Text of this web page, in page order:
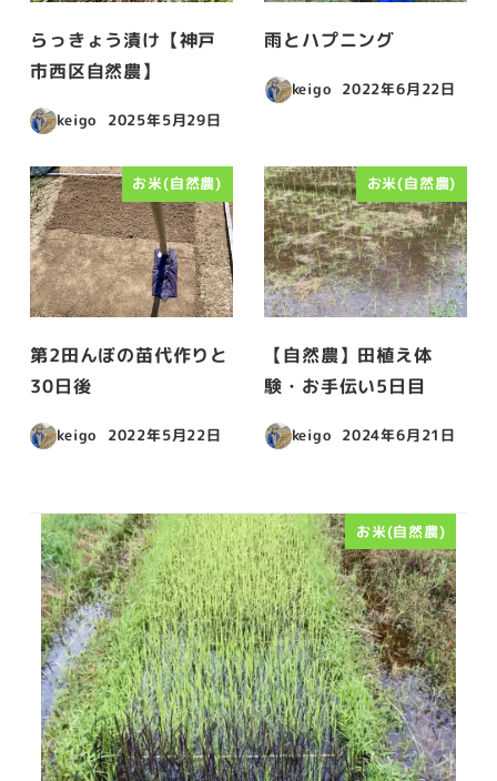
らっきょう漬け【神戸
市西区自然農】
keigo
投稿日
2025年5月29日
雨とハプニング
keigo
投稿日
2022年6月22日
お米(自然農)
第2田んぼの苗代作りと
30日後
keigo
投稿日
2022年5月22日
お米(自然農)
【自然農】田植え体
験・お手伝い5日目
keigo
投稿日
2024年6月21日
お米(自然農)